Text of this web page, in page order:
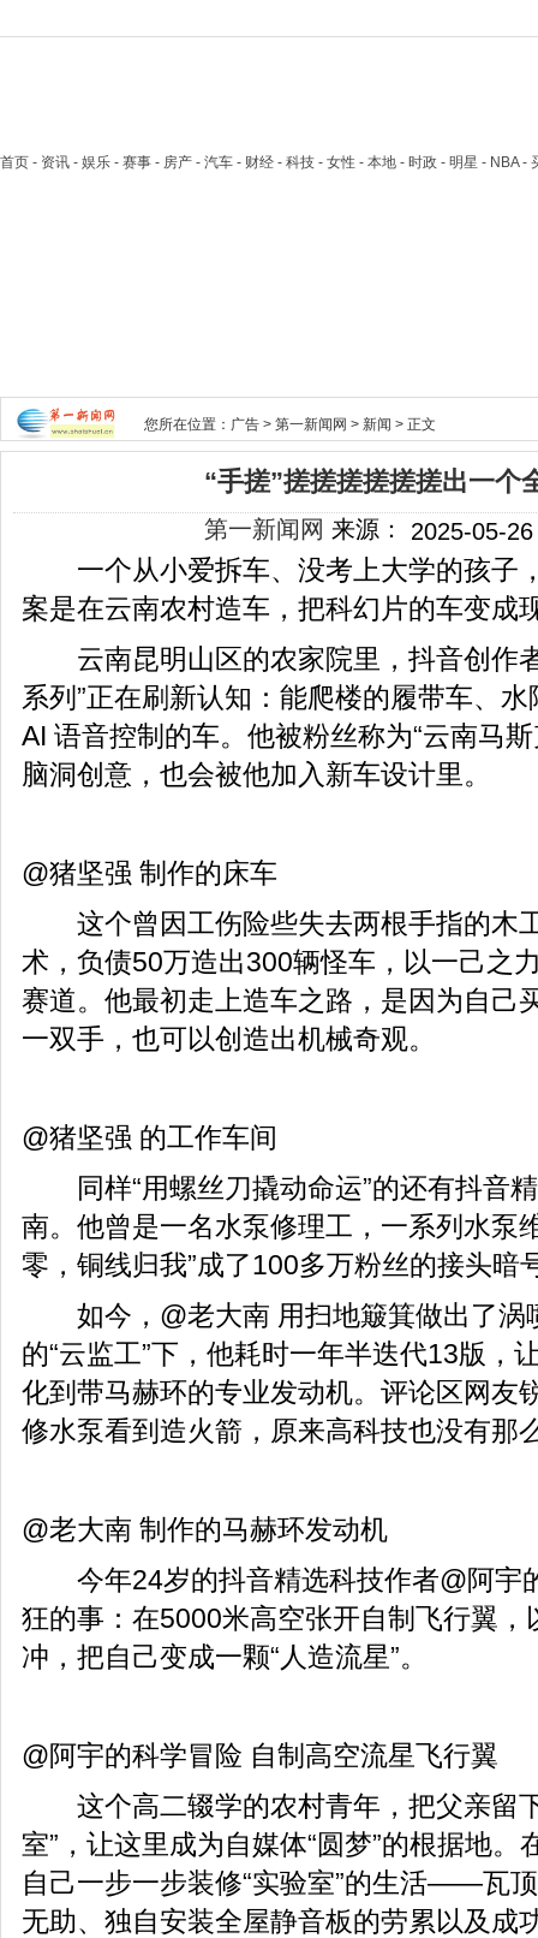
首页 - 资讯 - 娱乐 - 赛事 - 房产 - 汽车 - 财经 - 科技 - 女性 - 本地 - 时政 - 明星 - NBA
您所在位置： 广告 > 第一新闻网 > 新闻 > 正文
“手搓”搓搓搓搓搓搓出一个
第一新闻网 来源： 2025-05-
一个从小爱拆车、没考上大学的孩子
案是在云南农村造车，把科幻片的车变成
云南昆明山区的农家院里，抖音创作
系列”正在刷新认知：能爬楼的履带车、
AI 语音控制的车。他被粉丝称为“云南马
脑洞创意，也会被他加入新车设计里。
@猪坚强 制作的床车
这个曾因工伤险些失去两根手指的木
术，负债50万造出300辆怪车，以一己之
赛道。他最初走上造车之路，是因为自己
一双手，也可以创造出机械奇观。
@猪坚强 的工作车间
同样“用螺丝刀撬动命运”的还有抖音
南。他曾是一名水泵修理工，一系列水泵
零，铜线归我”成了100多万粉丝的接头暗
如今，@老大南 用扫地簸箕做出了涡
的“云监工”下，他耗时一年半迭代13版，
化到带马赫环的专业发动机。评论区网友
修水泵看到造火箭，原来高科技也没有那
@老大南 制作的马赫环发动机
今年24岁的抖音精选科技作者@阿宇
狂的事：在5000米高空张开自制飞行翼，
冲，把自己变成一颗“人造流星”。
@阿宇的科学冒险 自制高空流星飞行翼
这个高二辍学的农村青年，把父亲留
室”，让这里成为自媒体“圆梦”的根据地。
自己一步一步装修“实验室”的生活——瓦
无助、独自安装全屋静音板的劳累以及成